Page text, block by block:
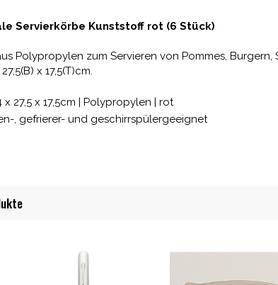
Servierkörbe Kunststoff rot (6 Stück)
Polypropylen zum Servieren von Pommes,
x 17,5(T)cm.
x 27,5 x 17,5cm | Polypropylen | rot
, gefrierer- und geschirrspülergeeignet